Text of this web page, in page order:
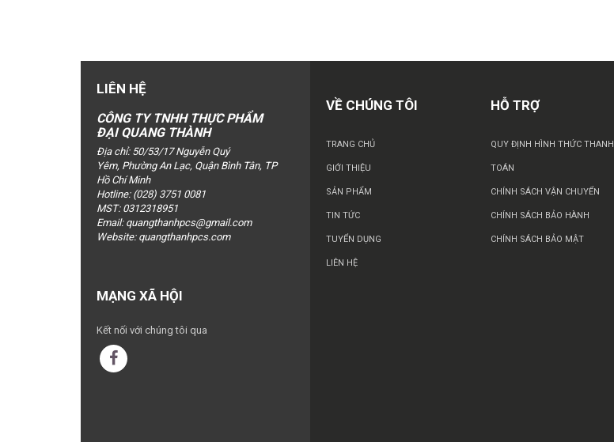
LIÊN HỆ
CÔNG TY TNHH THỰC PHẨM
ĐẠI QUANG THÀNH
Địa chỉ: 50/53/17 Nguyễn Quý
Yêm, Phường An Lạc, Quận Bình Tân, TP
Hồ Chí Minh
Hotline: (028) 3751 0081
MST: 0312318951
Email: quangthanhpcs@gmail.com
Website: quangthanhpcs.com
MẠNG XÃ HỘI
Kết nối với chúng tôi qua
VỀ CHÚNG TÔI
TRANG CHỦ
GIỚI THIỆU
SẢN PHẨM
TIN TỨC
TUYỂN DỤNG
LIÊN HỆ
HỖ TRỢ
QUY ĐỊNH HÌNH THỨC THANH
TOÁN
CHÍNH SÁCH VẬN CHUYỂN
CHÍNH SÁCH BẢO HÀNH
CHÍNH SÁCH BẢO MẬT